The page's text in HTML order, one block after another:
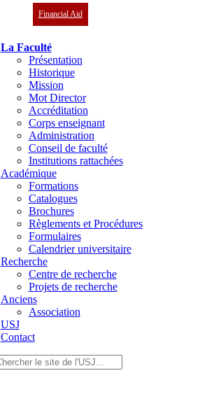
Financial Aid
La Faculté
Présentation
Historique
Mission
Mot Director
Accréditation
Corps enseignant
Administration
Conseil de faculté
Institutions rattachées
Académique
Formations
Catalogues
Brochures
Règlements et Procédures
Formulaires
Calendrier universitaire
Recherche
Centre de recherche
Projets de recherche
Anciens
Association
USJ
Contact